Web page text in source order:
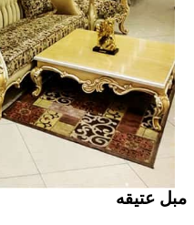
مبل عتیقه